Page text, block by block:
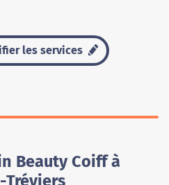
les services
Beauty Coiff à